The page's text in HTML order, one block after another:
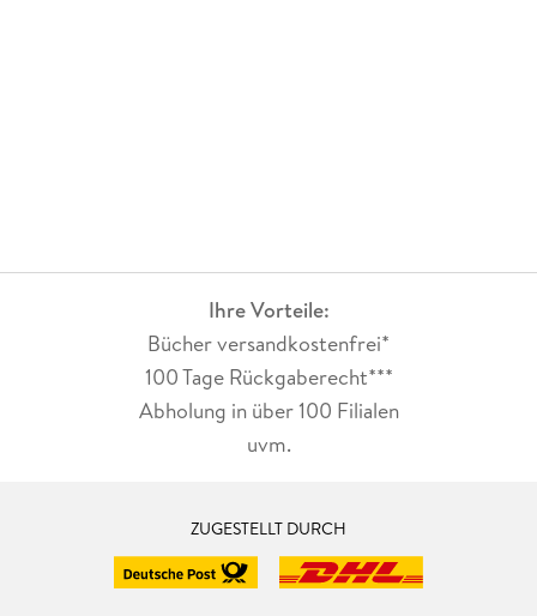
Ihre Vorteile:
Bücher versandkostenfrei*
100 Tage Rückgaberecht***
Abholung in über 100 Filialen
uvm.
ZUGESTELLT DURCH